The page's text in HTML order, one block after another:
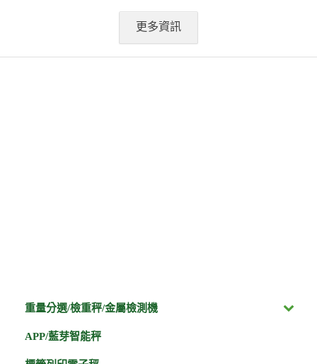
更多資訊
重量分選/檢重秤/金屬檢測機
APP/藍芽智能秤